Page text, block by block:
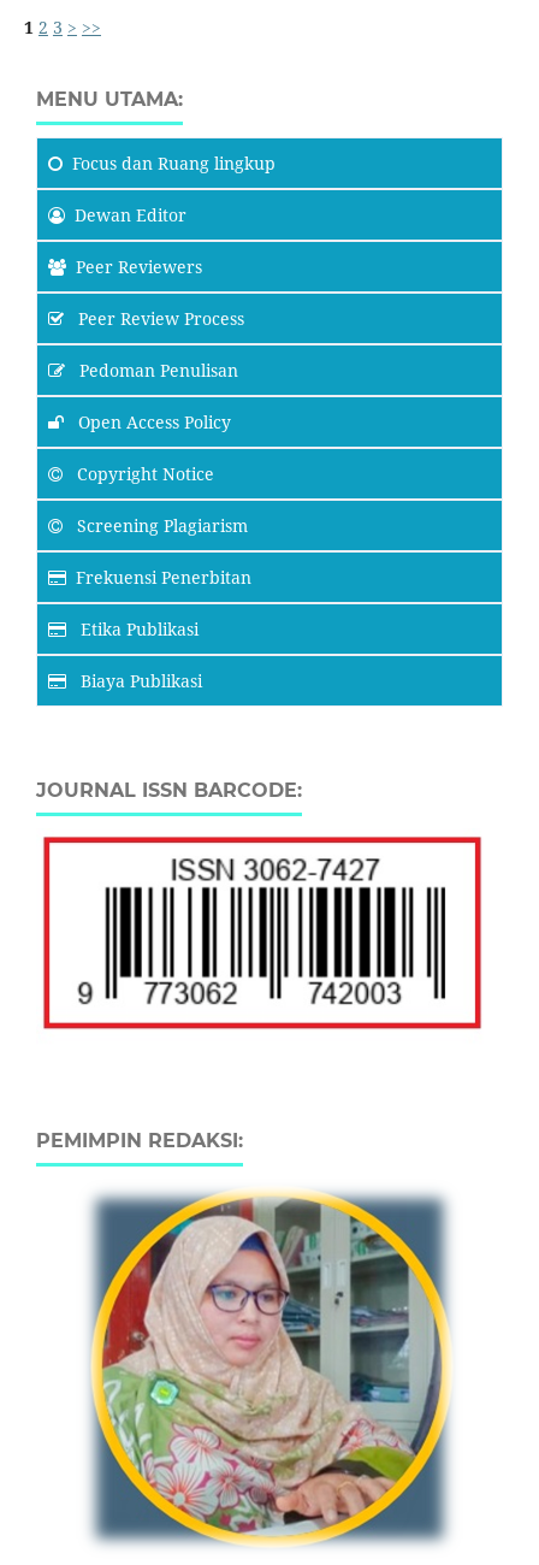
1 2 3 > >>
MENU UTAMA:
Focus dan Ruang lingkup
Dewan Editor
Peer Reviewers
Peer Review Process
Pedoman Penulisan
Open Access Policy
Copyright Notice
Screening Plagiarism
Frekuensi Penerbitan
Etika Publikasi
Biaya Publikasi
JOURNAL ISSN BARCODE:
PEMIMPIN REDAKSI: